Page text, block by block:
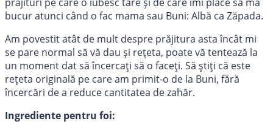
prăjituri pe care o iubesc tare și de care îmi place să mă
bucur atunci când o fac mama sau Buni: Albă ca Zăpada.
Am povestit atât de mult despre prăjitura asta încât mi
se pare normal să vă dau și rețeta, poate vă tentează la
un moment dat să încercați să o faceți. Să știți că este
rețeta originală pe care am primit-o de la Buni, fără
încercări de a reduce cantitatea de zahăr.
Ingrediente pentru foi: